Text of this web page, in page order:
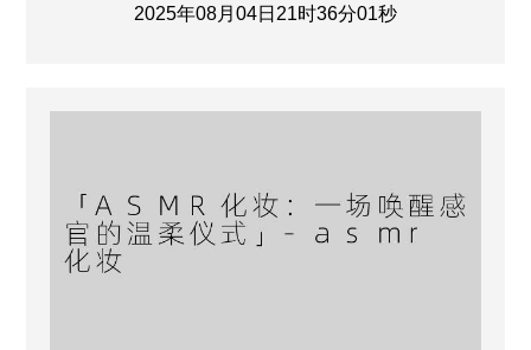
2025年08月04日21时36分01秒